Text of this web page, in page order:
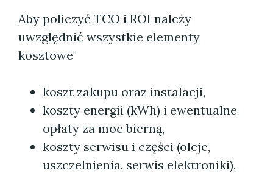
Aby policzyć TCO i ROI należy
uwzględnić wszystkie elementy
kosztowe"
koszt zakupu oraz instalacji,
koszty energii (kWh) i ewentualne
opłaty za moc bierną,
koszty serwisu i części (oleje,
uszczelnienia, serwis elektroniki),